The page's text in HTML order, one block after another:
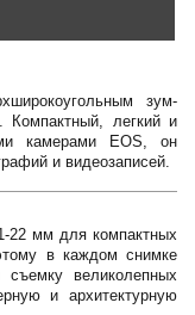
зум-
Компактный, легкий и
камерами EOS, он
и видеозаписей.
22 мм для компактных
в каждом снимке
великолепных
и архитектурную